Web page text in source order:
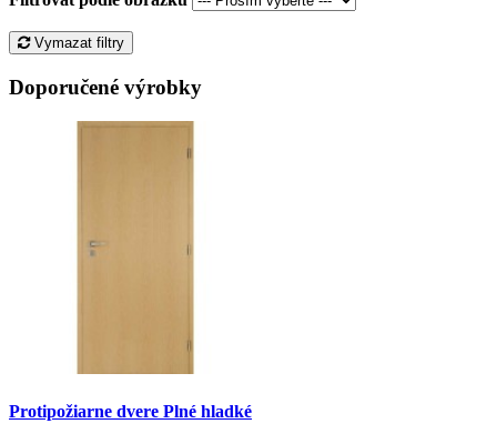
Vymazat filtry
Doporučené výrobky
Protipožiarne dvere Plné hladké